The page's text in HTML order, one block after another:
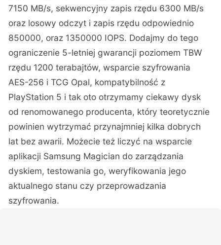
7150 MB/s, sekwencyjny zapis rzędu 6300 MB/s
oraz losowy odczyt i zapis rzędu odpowiednio
850000, oraz 1350000 IOPS. Dodajmy do tego
ograniczenie 5-letniej gwarancji poziomem TBW
rzędu 1200 terabajtów, wsparcie szyfrowania
AES-256 i TCG Opal, kompatybilność z
PlayStation 5 i tak oto otrzymamy ciekawy dysk
od renomowanego producenta, który teoretycznie
powinien wytrzymać przynajmniej kilka dobrych
lat bez awarii. Możecie też liczyć na wsparcie
aplikacji Samsung Magician do zarządzania
dyskiem, testowania go, weryfikowania jego
aktualnego stanu czy przeprowadzania
szyfrowania.